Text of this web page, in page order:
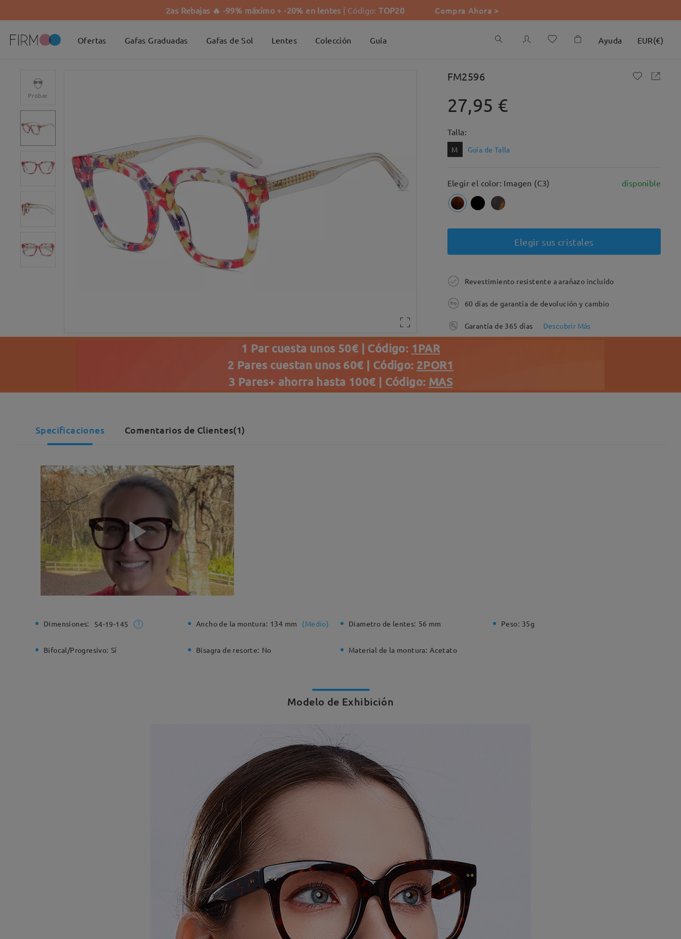
2as Rebajas 🔥 -99% máximo + -20% en lentes | Código:TOP20 Compra Ahora >
Ofertas Gafas Graduadas Gafas de Sol Lentes Colección Guía Ayuda EUR(€)
Probar
FM2596
27,95 €
Talla:
M Guía de Talla
Elegir el color: Imagen (C3) disponible
Elegir sus cristales
Revestimiento resistente a arañazo incluído
60 días de garantía de devolución y cambio
Garantía de 365 días Descubrir Más
1 Par cuesta unos 50€ | Código: 1PAR
2 Pares cuestan unos 60€ | Código: 2POR1
3 Pares+ ahorra hasta 100€ | Código: MAS
Specificaciones Comentarios de Clientes(1)
Dimensiones: 54-19-145 Ancho de la montura: 134 mm (Medio) Diametro de lentes: 56 mm Peso: 35g
Bifocal/Progresivo: Sí Bisagra de resorte: No Material de la montura: Acetato
Modelo de Exhibición